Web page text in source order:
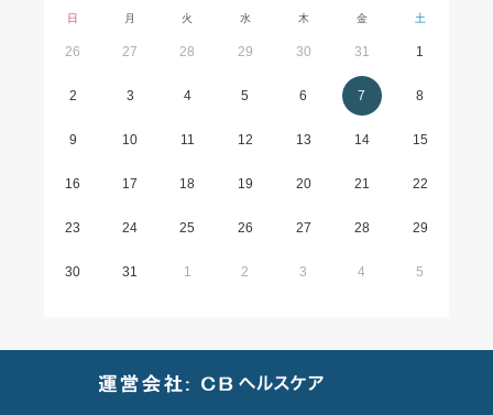
日 月 火 水 木 金 土
26 27 28 29 30 31 1
2 3 4 5 6 7 8
9 10 11 12 13 14 15
16 17 18 19 20 21 22
23 24 25 26 27 28 29
30 31 1 2 3 4 5